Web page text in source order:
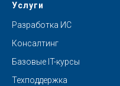
Услуги
Разработка ИС
Консалтинг
Базовые IT-курсы
Техподдержка